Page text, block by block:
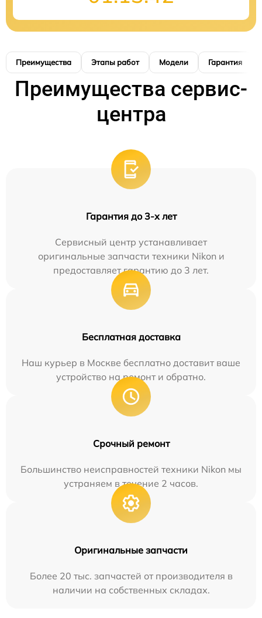
Преимущества Этапы работ Модели Гарантия
Преимущества сервис-
центра
Гарантия до 3-х лет
Сервисный центр устанавливает
оригинальные запчасти техники Nikon и
предоставляет гарантию до 3 лет.
Бесплатная доставка
Наш курьер в Москве бесплатно доставит ваше
устройство на ремонт и обратно.
Срочный ремонт
Большинство неисправностей техники Nikon мы
устраняем в течение 2 часов.
Оригинальные запчасти
Более 20 тыс. запчастей от производителя в
наличии на собственных складах.